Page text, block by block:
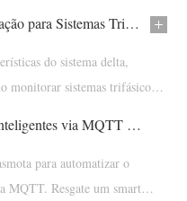
da fábrica
Guia de Fiação e Aplicação para Sistemas Trifásicos Delta Usando o Medidor de Energia WEM3080TD
do sistema delta,
monitorar sistemas trifásicos
Controle Dispositivos Inteligentes via MQTT com IAMMETER + Tasmota: Ganhe Smart Plugs Grátis Agora!
para automatizar o
MQTT. Resgate um smart